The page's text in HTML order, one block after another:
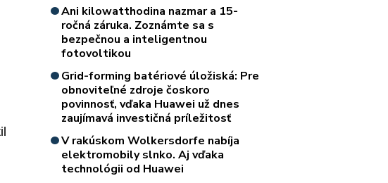
Ani kilowatthodina nazmar a 15-
ročná záruka. Zoznámte sa s
bezpečnou a inteligentnou
fotovoltikou
Grid-forming batériové úložiská: Pre
obnoviteľné zdroje čoskoro
povinnosť, vďaka Huawei už dnes
zaujímavá investičná príležitosť
V rakúskom Wolkersdorfe nabíja
elektromobily slnko. Aj vďaka
technológii od Huawei